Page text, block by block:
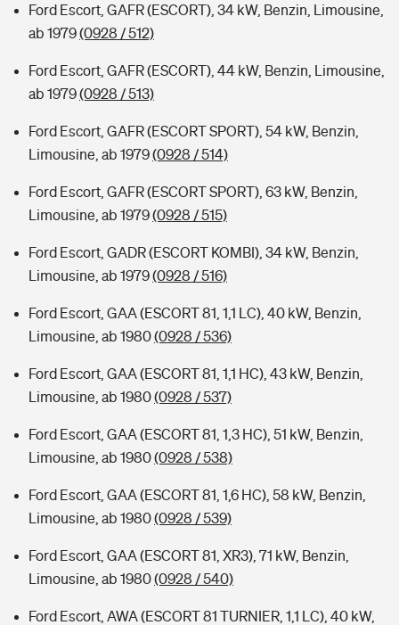
Ford Escort, GAFR (ESCORT), 34 kW, Benzin, Limousine,
ab 1979(0928 / 512)
Ford Escort, GAFR (ESCORT), 44 kW, Benzin, Limousine,
ab 1979(0928 / 513)
Ford Escort, GAFR (ESCORT SPORT), 54 kW, Benzin,
Limousine, ab 1979(0928 / 514)
Ford Escort, GAFR (ESCORT SPORT), 63 kW, Benzin,
Limousine, ab 1979(0928 / 515)
Ford Escort, GADR (ESCORT KOMBI), 34 kW, Benzin,
Limousine, ab 1979(0928 / 516)
Ford Escort, GAA (ESCORT 81, 1,1 LC), 40 kW, Benzin,
Limousine, ab 1980(0928 / 536)
Ford Escort, GAA (ESCORT 81, 1,1 HC), 43 kW, Benzin,
Limousine, ab 1980(0928 / 537)
Ford Escort, GAA (ESCORT 81, 1,3 HC), 51 kW, Benzin,
Limousine, ab 1980(0928 / 538)
Ford Escort, GAA (ESCORT 81, 1,6 HC), 58 kW, Benzin,
Limousine, ab 1980(0928 / 539)
Ford Escort, GAA (ESCORT 81, XR3), 71 kW, Benzin,
Limousine, ab 1980(0928 / 540)
Ford Escort, AWA (ESCORT 81 TURNIER, 1,1 LC), 40 kW,